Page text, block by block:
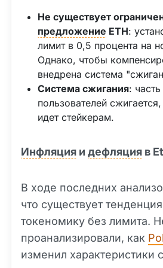
Не существует
предложение ETH:
лимит в 0,5 процента на
Однако, чтобы
внедрена система
Система сжигания:
пользователей
идет стейкерам.
Инфляция и дефляция в
В ходе последних
что существует
токеномику без лимита.
проанализировали, как
изменил характеристики